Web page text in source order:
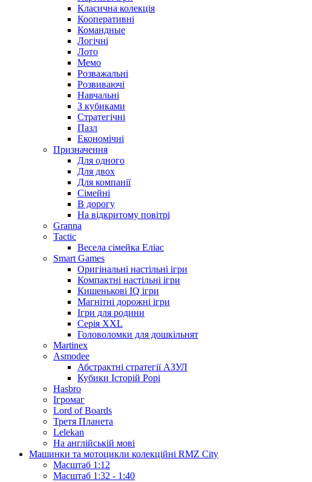
Класична колекція
Кооперативні
Командные
Логічні
Лото
Мемо
Розважальні
Розвиваючі
Навчальні
З кубиками
Стратегічні
Пазл
Економічні
Призначення
Для одного
Для двох
Для компанії
Сімейні
В дорогу
На відкритому повітрі
Granna
Tactic
Весела сімейка Еліас
Smart Games
Оригінальні настільні ігри
Компактні настільні ігри
Кишенькові IQ ігри
Магнітні дорожні ігри
Ігри для родини
Серія XXL
Головоломки для дошкільнят
Martinex
Asmodee
Абстрактні стратегії АЗУЛ
Кубики Історій Рорі
Hasbro
Ігромаг
Lord of Boards
Третя Планета
Lelekan
На англійській мові
Машинки та мотоцикли колекційні RMZ City
Масштаб 1:12
Масштаб 1:32 - 1:40